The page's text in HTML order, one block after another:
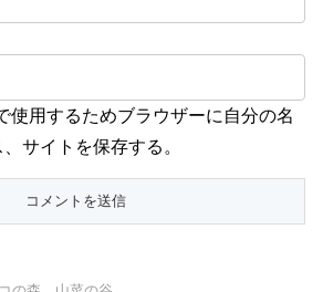
使用するためブラウザーに自分の名
サイトを保存する。